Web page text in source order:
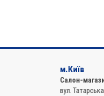
м.Київ
Салон-
вул.